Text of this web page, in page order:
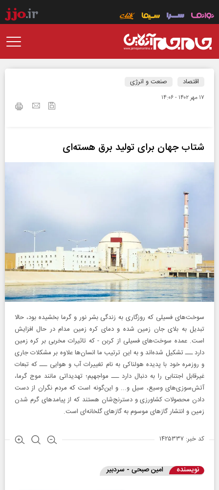
اقتصاد صنعت و انرژی
۱۷ مهر ۱۴۰۲ - ۱۴:۰۶
شتاب جهان برای تولید برق هسته‌ای
سوخت‌های فسیلی که روزگاری به زندگی بشر نور و گرما بخشیده بود، حالا
تبدیل به بلای جان زمین شده و دمای کره زمین مدام در حال افزایش
است. عمده سوخت‌های فسیلی از کربن - که تاثیرات مخربی بر کره زمین
دارد ـــ تشکیل شده‌اند و به‌ این ترتیب ما انسان‌ها علاوه بر مشکلات جاری
و روزمره خود با پدیده هولناکی به نام تغییرات آب و هوایی ـــ که تبعات
غیرقابل اجتنابی را به دنبال دارد ـــ مواجهیم؛ تهدیداتی مانند موج گرما،
آتش‌سوزی‌های وسیع، سیل و... و این‌گونه است که مردم نگران از دست
دادن محصولات کشاورزی و دسترنج‌شان هستند که از پیامدهای گرم شدن
زمین و انتشار گازهای موسوم به گازهای گلخانه‌ای است.
کد خبر: ۱۴۲۵۳۳۷
نویسنده امین صبحی - سردبیر